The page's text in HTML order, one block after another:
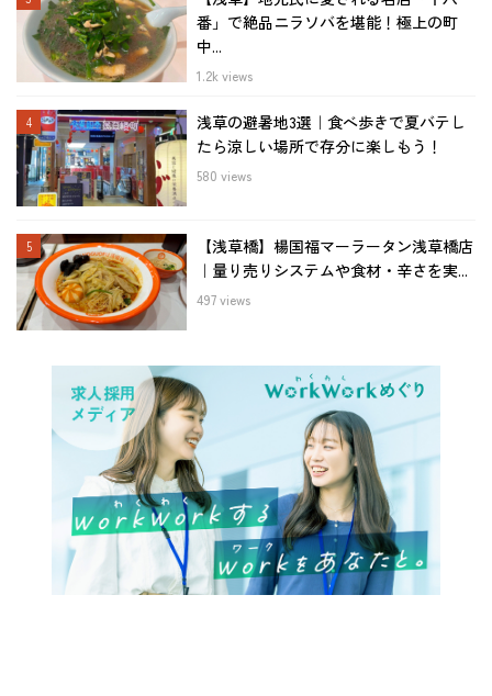
番」で絶品ニラソバを堪能！極上の町
中...
1.2k views
浅草の避暑地3選｜食べ歩きで夏バテし
たら涼しい場所で存分に楽しもう！
580 views
【浅草橋】楊国福マーラータン浅草橋店
｜量り売りシステムや食材・辛さを実...
497 views